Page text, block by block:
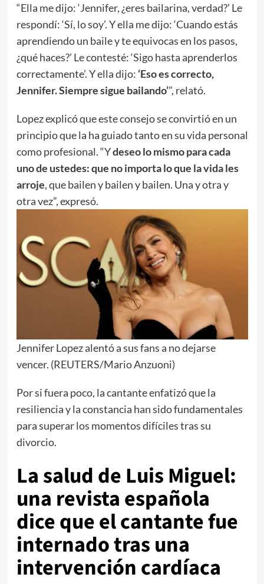
“Ella me dijo: ‘Jennifer, ¿eres bailarina, verdad?’ Le
respondí: ‘Sí, lo soy’. Y ella me dijo: ‘Cuando estás
aprendiendo un baile y te equivocas en los pasos,
¿qué haces?’ Le contesté: ‘Sigo hasta aprenderlos
correctamente’. Y ella dijo: ‘Eso es correcto,
Jennifer. Siempre sigue bailando’”, relató.
Lopez explicó que este consejo se convirtió en un
principio que la ha guiado tanto en su vida personal
como profesional. “Ydeseo lo mismo para cada
uno de ustedes: que no importa lo que la vida les
arroje, que bailen y bailen y bailen. Una y otra y
otra vez”, expresó.
Jennifer Lopez alentó a sus fans a no dejarse
vencer. (REUTERS/Mario Anzuoni)
Por si fuera poco, la cantante enfatizó que la
resiliencia y la constancia han sido fundamentales
para superar los momentos difíciles tras su
divorcio.
La salud de Luis Miguel:
una revista española
dice que el cantante fue
internado tras una
intervención cardíaca